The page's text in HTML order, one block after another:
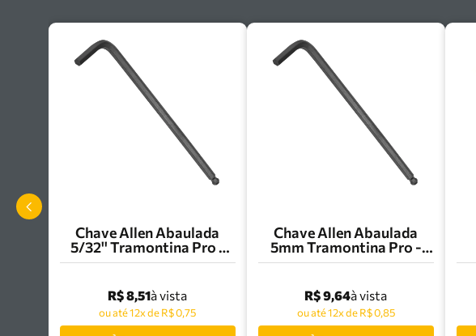
Chave Allen Abaulada
5/32'' Tramontina Pro -
44461/007
R$ 8,51à vista
ou até 12x de R$ 0,75
Chave Allen Abaulada
5mm Tramontina Pro -
44460/005
R$ 9,64à vista
ou até 12x de R$ 0,85